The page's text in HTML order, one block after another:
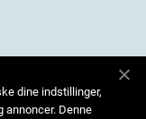
dine indstillinger,
Denne